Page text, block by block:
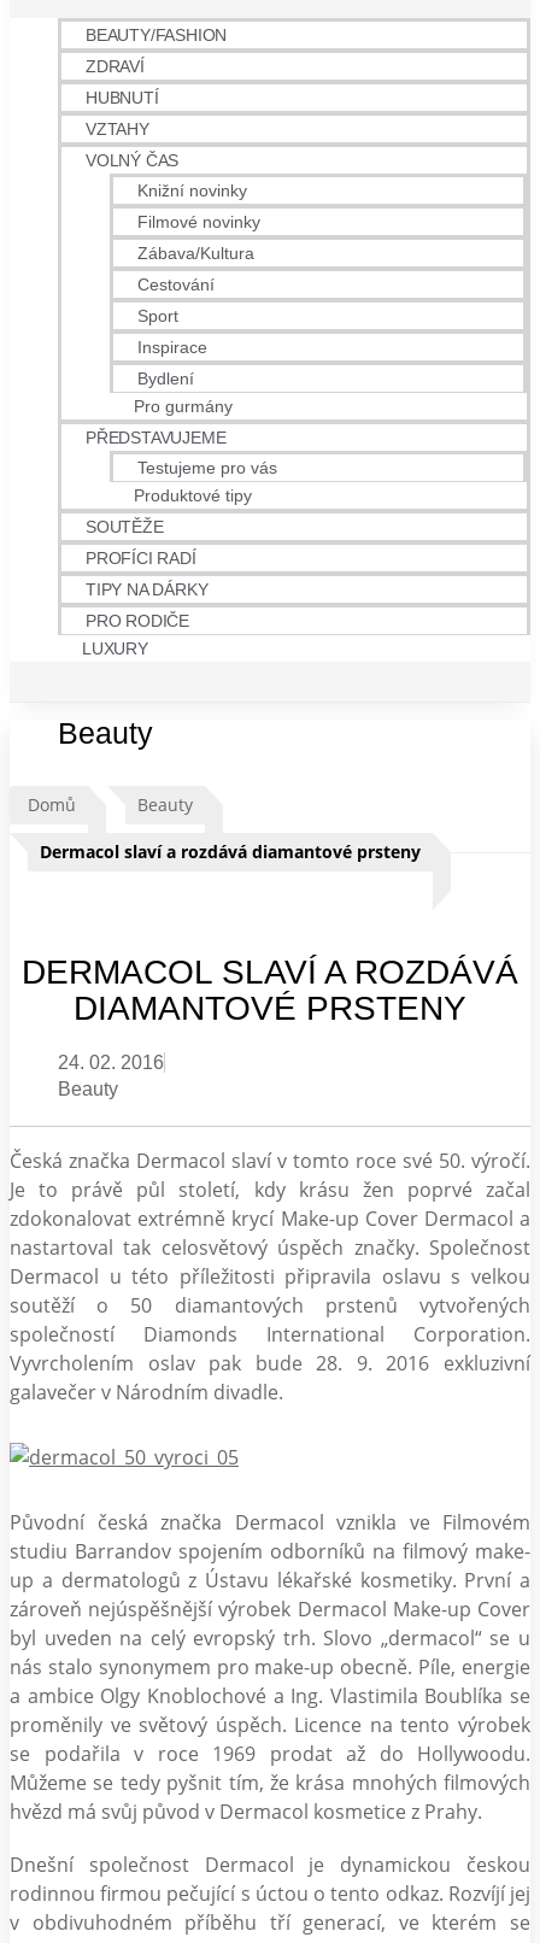
BEAUTY/FASHION
ZDRAVÍ
HUBNUTÍ
VZTAHY
VOLNÝ ČAS
Knižní novinky
Filmové novinky
Zábava/Kultura
Cestování
Sport
Inspirace
Bydlení
Pro gurmány
PŘEDSTAVUJEME
Testujeme pro vás
Produktové tipy
SOUTĚŽE
PROFÍCI RADÍ
TIPY NA DÁRKY
PRO RODIČE
LUXURY
Beauty
Domů Beauty
Dermacol slaví a rozdává diamantové prsteny
DERMACOL SLAVÍ A ROZDÁVÁ
DIAMANTOVÉ PRSTENY
24. 02. 2016
Beauty
Česká značka Dermacol slaví v tomto roce své 50. výročí.
Je to právě půl století, kdy krásu žen poprvé začal
zdokonalovat extrémně krycí Make-up Cover Dermacol a
nastartoval tak celosvětový úspěch značky. Společnost
Dermacol u této příležitosti připravila oslavu s velkou
soutěží o 50 diamantových prstenů vytvořených
společností Diamonds International Corporation.
Vyvrcholením oslav pak bude 28. 9. 2016 exkluzivní
galavečer v Národním divadle.
Původní česká značka Dermacol vznikla ve Filmovém
studiu Barrandov spojením odborníků na filmový make-
up a dermatologů z Ústavu lékařské kosmetiky. První a
zároveň nejúspěšnější výrobek Dermacol Make-up Cover
byl uveden na celý evropský trh. Slovo „dermacol“ se u
nás stalo synonymem pro make-up obecně. Píle, energie
a ambice Olgy Knoblochové a Ing. Vlastimila Boublíka se
proměnily ve světový úspěch. Licence na tento výrobek
se podařila v roce 1969 prodat až do Hollywoodu.
Můžeme se tedy pyšnit tím, že krása mnohých filmových
hvězd má svůj původ v Dermacol kosmetice z Prahy.
Dnešní společnost Dermacol je dynamickou českou
rodinnou firmou pečující s úctou o tento odkaz. Rozvíjí jej
v obdivuhodném příběhu tří generací, ve kterém se